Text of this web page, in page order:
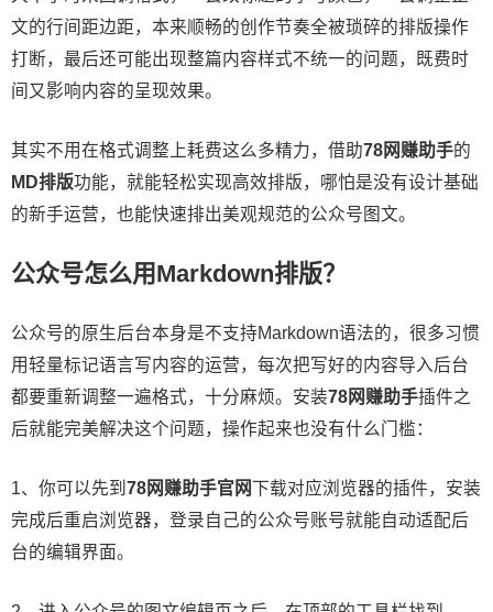
文的行间距边距，本来顺畅的创作节奏全被琐碎的排版操作
打断，最后还可能出现整篇内容样式不统一的问题，既费时
间又影响内容的呈现效果。
其实不用在格式调整上耗费这么多精力，借助78网赚助手的
MD排版功能，就能轻松实现高效排版，哪怕是没有设计基础
的新手运营，也能快速排出美观规范的公众号图文。
公众号怎么用Markdown排版？
公众号的原生后台本身是不支持Markdown语法的，很多习惯
用轻量标记语言写内容的运营，每次把写好的内容导入后台
都要重新调整一遍格式，十分麻烦。安装78网赚助手插件之
后就能完美解决这个问题，操作起来也没有什么门槛：
1、你可以先到 78网赚助手官网下载对应浏览器的插件，安装
完成后重启浏览器，登录自己的公众号账号就能自动适配后
台的编辑界面。